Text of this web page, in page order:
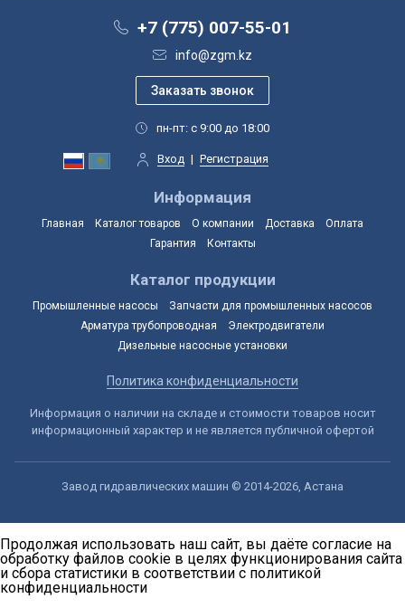
+7 (775) 007-55-01
info@zgm.kz
пн-пт: с 9:00 до 18:00
Вход | Регистрация
Информация
Главная Каталог товаров О компании Доставка
Оплата
Гарантия
Контакты
Каталог продукции
Промышленные насосы
Запчасти для промышленных насосов
Арматура трубопроводная
Электродвигатели
Дизельные насосные установки
Политика конфиденциальности
Информация о наличии на складе и стоимости товаров носит
информационный характер и не является публичной офертой
Завод гидравлических машин © 2014-2026, Астана
Продолжая использовать наш сайт, вы даёте согласие на
обработку файлов cookie в целях функционирования сайта
и сбора статистики в соответствии с политикой
конфиденциальности